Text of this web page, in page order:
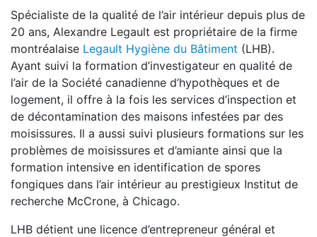
Spécialiste de la qualité de l’air intérieur depuis plus de
20 ans, Alexandre Legault est propriétaire de la firme
montréalaise Legault Hygiène du Bâtiment (LHB).
Ayant suivi la formation d’investigateur en qualité de
l’air de la Société canadienne d’hypothèques et de
logement, il offre à la fois les services d’inspection et
de décontamination des maisons infestées par des
moisissures. Il a aussi suivi plusieurs formations sur les
problèmes de moisissures et d’amiante ainsi que la
formation intensive en identification de spores
fongiques dans l’air intérieur au prestigieux Institut de
recherche McCrone, à Chicago.
LHB détient une licence d’entrepreneur général et